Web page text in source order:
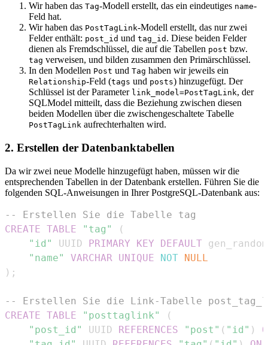
Wir haben das Tag-Modell erstellt, das ein eindeutiges name-
Feld hat.
Wir haben das PostTagLink-Modell erstellt, das nur zwei
Felder enthält: post_id und tag_id . Diese beiden Felder
dienen als Fremdschlüssel, die auf die Tabellen post bzw.
tag verweisen, und bilden zusammen den Primärschlüssel.
In den Modellen Post und Tag haben wir jeweils ein
Relationship-Feld (tags und posts) hinzugefügt. Der
Schlüssel ist der Parameter link_model=PostTagLink, der
SQLModel mitteilt, dass die Beziehung zwischen diesen
beiden Modellen über die zwischengeschaltete Tabelle
PostTagLink aufrechterhalten wird.
2. Erstellen der Datenbanktabellen
Da wir zwei neue Modelle hinzugefügt haben, müssen wir die
entsprechenden Tabellen in der Datenbank erstellen. Führen Sie die
folgenden SQL-Anweisungen in Ihrer PostgreSQL-Datenbank aus:
-- Erstellen Sie die Tabelle tag
CREATE TABLE "tag"
(
"id"
UUID PRIMARY KEY DEFAULT
"name"
VARCHAR UNIQUE NOT NULL
) ;
-- Erstellen Sie die Link-Tabelle
CREATE TABLE "posttaglink"
(
"post_id"
UUID REFERENCES "post" ( "id" )